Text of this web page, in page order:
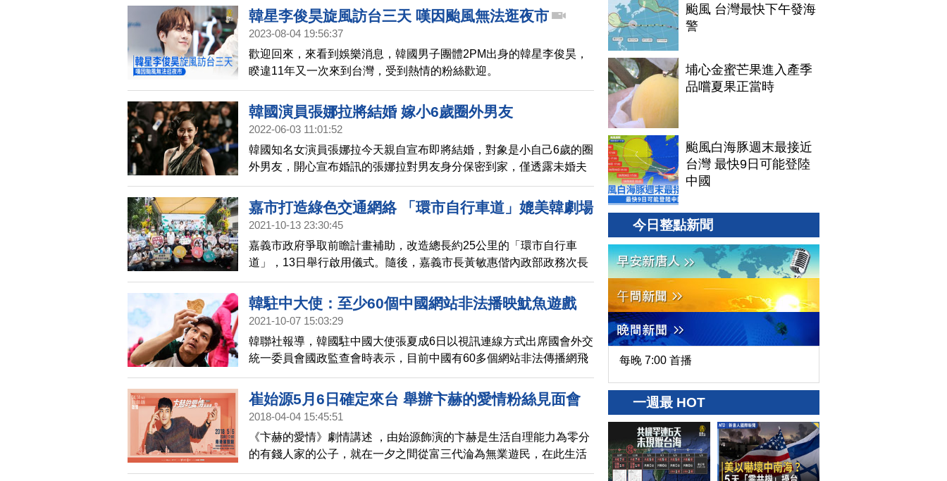
傅》系列劇集主演、人氣男星安孝燮，也將在台舉辦見面會，9月更共
邀開播後便保持觀看第一獨家韓劇《Numbers：大廈之林的監視者
韓星李俊昊旋風訪台三天 嘆因颱風無法逛夜市
2023-08-04 19:56:37
歡迎回來，來看到娛樂消息，韓國男子團體2PM出身的韓星李俊昊，
睽違11年又一次來到台灣，受到熱情的粉絲歡迎。
韓國演員張娜拉將結婚 嫁小6歲圈外男友
2022-06-03 11:01:52
韓國知名女演員張娜拉今天親自宣布即將結婚，對象是小自己6歲的圈
外男友，開心宣布婚訊的張娜拉對男友身分保密到家，僅透露未婚夫
從事影像工作。
嘉市打造綠色交通網絡 「環市自行車道」媲美韓劇場
景
2021-10-13 23:30:45
嘉義市政府爭取前瞻計畫補助，改造總長約25公里的「環市自行車
道」，13日舉行啟用儀式。隨後，嘉義市長黃敏惠偕內政部政務次長
陳宗彥，騎公共自行車體驗車道，沿途風光媲美韓劇場景。
韓駐中大使：至少60個中國網站非法播映魷魚遊戲
2021-10-07 15:03:29
韓聯社報導，韓國駐中國大使張夏成6日以視訊連線方式出席國會外交
統一委員會國政監查會時表示，目前中國有60多個網站非法傳播網飛
（Netflix）的韓劇「魷魚遊戲」。
崔始源5月6日確定來台 舉辦卞赫的愛情粉絲見面會
2018-04-04 15:45:51
《卞赫的愛情》劇情講述 ，由始源飾演的卞赫是生活自理能力為零分
的有錢人家的公子，就在一夕之間從富三代淪為無業遊民，在此生活
中逐漸成長。而這位飾演富3代的始源，也預計將於5月6日來台，在
颱風 台灣最快下午發海
警
埔心金蜜芒果進入產季
品嚐夏果正當時
颱風白海豚週末最接近
台灣 最快9日可能登陸
中國
今日整點新聞
每晚 7:00 首播
一週最 HOT